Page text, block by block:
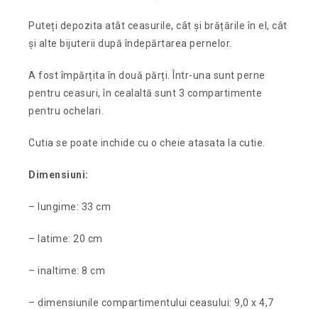
Puteți depozita atât ceasurile, cât și brățările în el, cât
și alte bijuterii după îndepărtarea pernelor.
A fost împărțita în două părți. Într-una sunt perne
pentru ceasuri, în cealaltă sunt 3 compartimente
pentru ochelari.
Cutia se poate inchide cu o cheie atasata la cutie.
Dimensiuni:
– lungime: 33 cm
– latime: 20 cm
– inaltime: 8 cm
– dimensiunile compartimentului ceasului: 9,0 x 4,7